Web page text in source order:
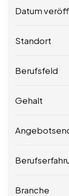
Datum
Standort
Berufsfeld
Gehalt
Branche